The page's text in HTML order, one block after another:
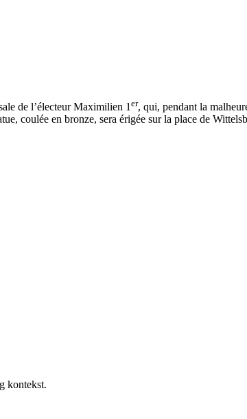
de l’électeur Maximilien 1 er, qui, pendant la
coulée en bronze, sera érigée sur la place de
kontekst.